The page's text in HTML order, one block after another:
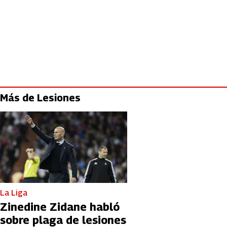
Más de Lesiones
La Liga
Zinedine Zidane habló
sobre plaga de lesiones